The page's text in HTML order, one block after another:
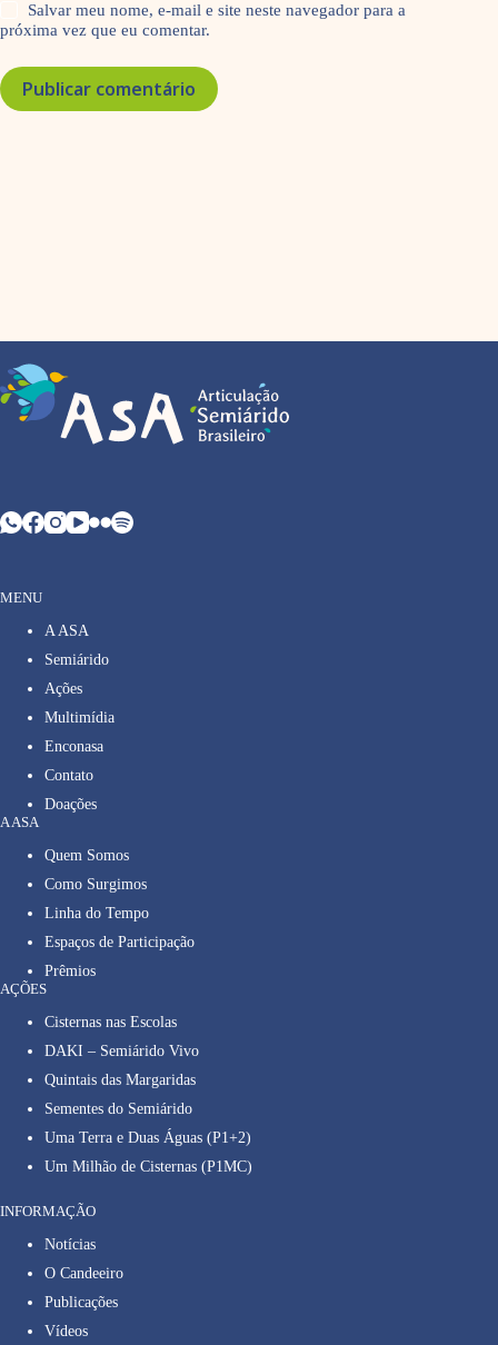
Salvar meu nome, e-mail e site neste navegador para a
próxima vez que eu comentar.
Publicar comentário
MENU
A ASA
Semiárido
Ações
Multimídia
Enconasa
Contato
Doações
A ASA
Quem Somos
Como Surgimos
Linha do Tempo
Espaços de Participação
Prêmios
AÇÕES
Cisternas nas Escolas
DAKI – Semiárido Vivo
Quintais das Margaridas
Sementes do Semiárido
Uma Terra e Duas Águas (P1+2)
Um Milhão de Cisternas (P1MC)
INFORMAÇÃO
Notícias
O Candeeiro
Publicações
Vídeos